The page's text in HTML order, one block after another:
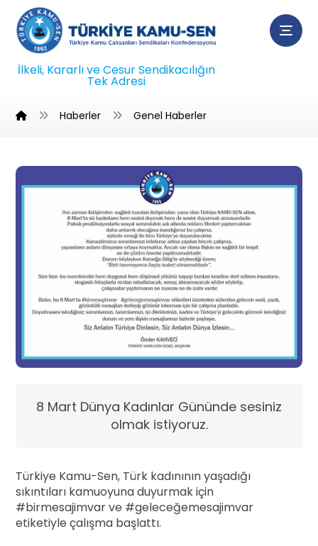
İlkeli, Kararlı ve Cesur Sendikacılığın
Tek Adresi
Haberler Genel Haberler
8 Mart Dünya Kadınlar Gününde sesiniz
olmak istiyoruz.
Türkiye Kamu-Sen, Türk kadınının yaşadığı
sıkıntıları kamuoyuna duyurmak için
#birmesajimvar ve #geleceğemesajimvar
etiketiyle çalışma başlattı.